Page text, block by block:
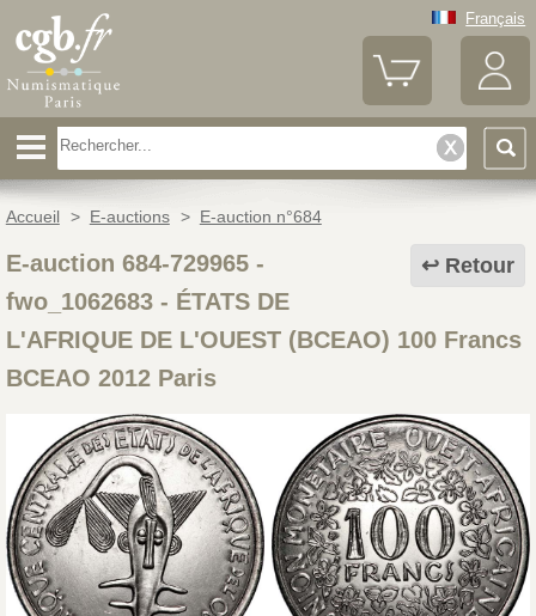
Français
Accueil > E-auctions > E-auction n°684
Retour
E-auction 684-729965 -
fwo_1062683- ÉTATS DE
L'AFRIQUE DE L'OUEST (BCEAO) 100 Francs
BCEAO 2012 Paris